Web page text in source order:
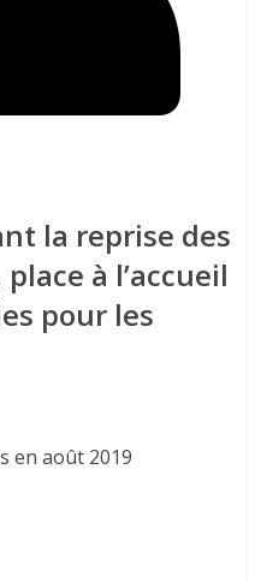
la reprise des
à l’accueil
pour les
en août 2019